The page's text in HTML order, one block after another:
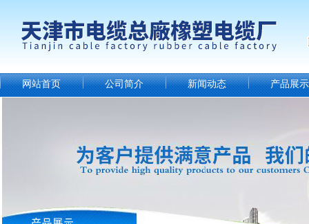
网站首页 公司简介 新闻动态 产品展示